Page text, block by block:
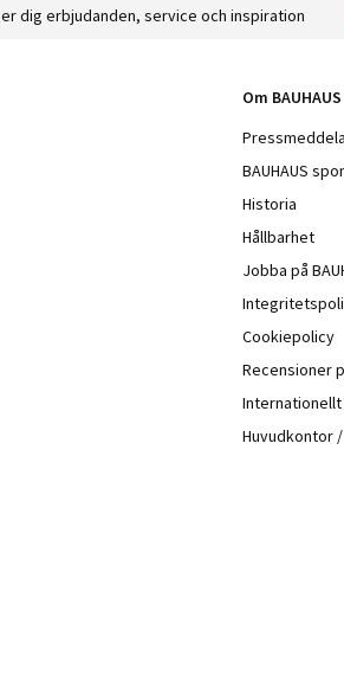
dig erbjudanden, service och inspiration
Om BAUHAUS
BAUHAUS
Historia
Hållbarhet
Jobba på
Cookiepolicy
Recensioner
Internationellt
Huvudkontor